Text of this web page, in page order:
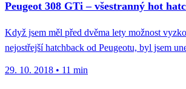
Peugeot 308 GTi – všestranný hot
Když jsem měl před dvěma lety možnost
nejostřejší hatchback od Peugeotu, byl jsem
29. 10. 2018 • 11 min